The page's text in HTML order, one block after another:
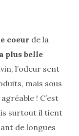
coeur de la
plus belle
l’odeur sent
mais sous
! C’est
surtout il tient
de longues